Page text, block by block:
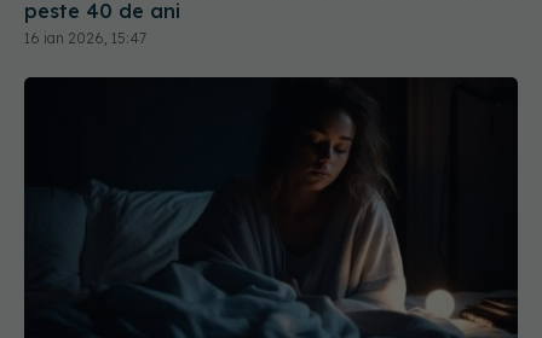
Te confrunți cu lipsa somnului? Răspunsul s-ar
putea afla în saliva ta